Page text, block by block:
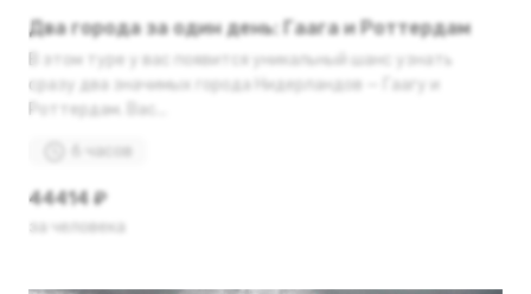
Два города за один день: Гаага и Роттердам
В этом туре у вас появится уникальный шанс узнать
сразу два значимых города Нидерландов — Гаагу и
Роттердам. Вас...
6 часов
44414 ₽
за человека